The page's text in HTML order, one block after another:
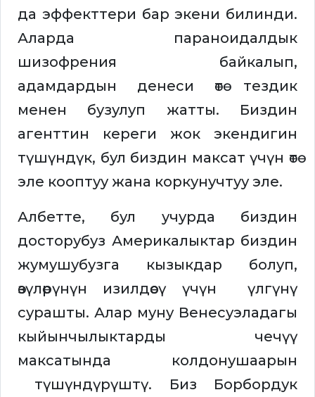
да эффекттери бар экени билинди.
Аларда параноидалдык
шизофрения байкалып,
адамдардын денеси өтө тездик
менен бузулуп жатты. Биздин
агенттин кереги жок экендигин
түшүндүк, бул биздин максат үчүн өтө
эле кооптуу жана коркунучтуу эле.
Албетте, бул учурда биздин
досторубуз Америкалыктар биздин
жумушубузга кызыкдар болуп,
өзүлөрүнүн изилдөөсү үчүн үлгүнү
сурашты. Алар муну Венесуэладагы
кыйынчылыктарды чечүү
максатында колдонушаарын
түшүндүрүштү. Биз Борбордук